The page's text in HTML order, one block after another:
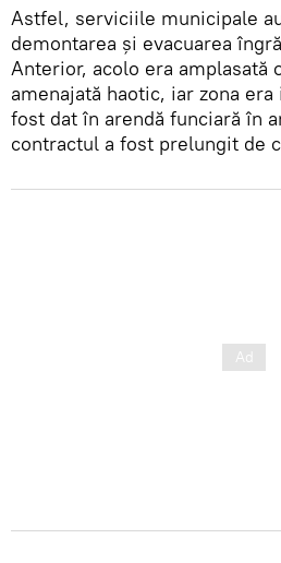
Astfel, serviciile municipale
demontarea și evacuarea
Anterior, acolo era amplasată
amenajată haotic, iar zona era
fost dat în arendă funciară în
contractul a fost prelungit de